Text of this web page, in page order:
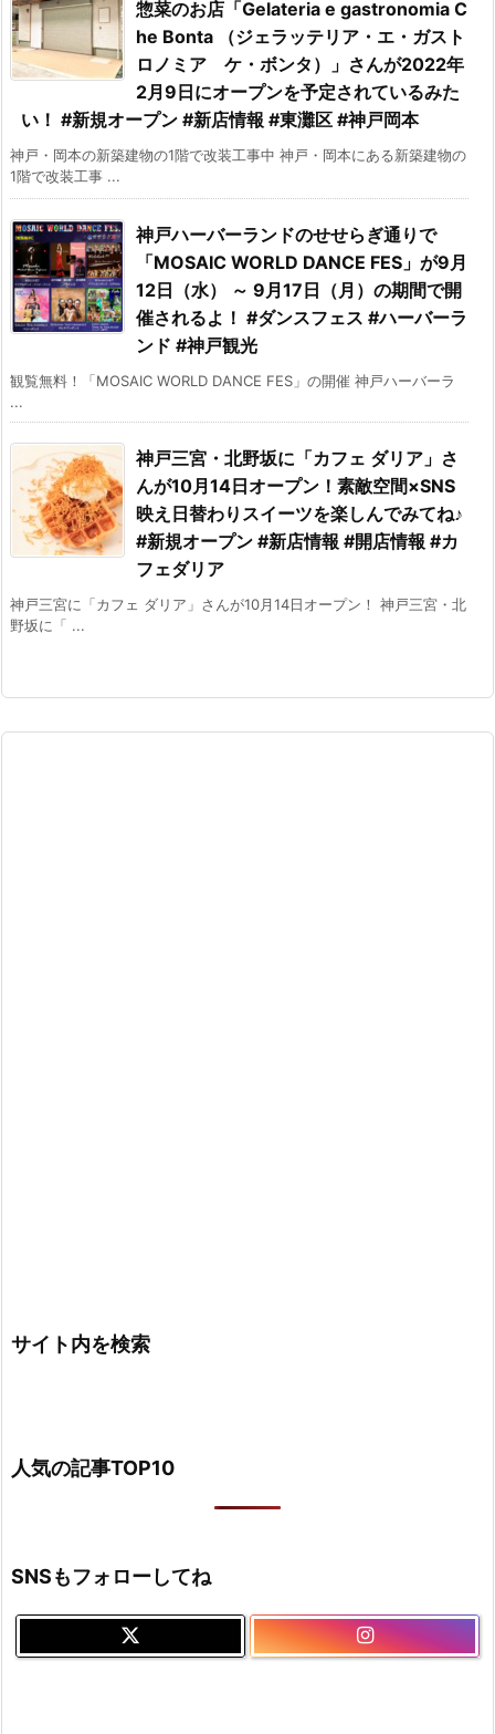
惣菜のお店「Gelateria e gastronomia C
he Bonta （ジェラッテリア・エ・ガスト
ロノミア ケ・ボンタ）」さんが2022年
2月9日にオープンを予定されているみた
い！ #新規オープン #新店情報 #東灘区 #神戸岡本
神戸・岡本の新築建物の1階で改装工事中 神戸・岡本にある新築建物の
1階で改装工事 ...
神戸ハーバーランドのせせらぎ通りで
「MOSAIC WORLD DANCE FES」が9月
12日（水） ～ 9月17日（月）の期間で開
催されるよ！ #ダンスフェス #ハーバーラ
ンド #神戸観光
観覧無料！「MOSAIC WORLD DANCE FES」の開催 神戸ハーバーラ
...
神戸三宮・北野坂に「カフェ ダリア」さ
んが10月14日オープン！素敵空間×SNS
映え日替わりスイーツを楽しんでみてね♪
#新規オープン #新店情報 #開店情報 #カ
フェダリア
神戸三宮に「カフェ ダリア」さんが10月14日オープン！ 神戸三宮・北
野坂に「 ...
サイト内を検索
人気の記事TOP10
SNSもフォローしてね